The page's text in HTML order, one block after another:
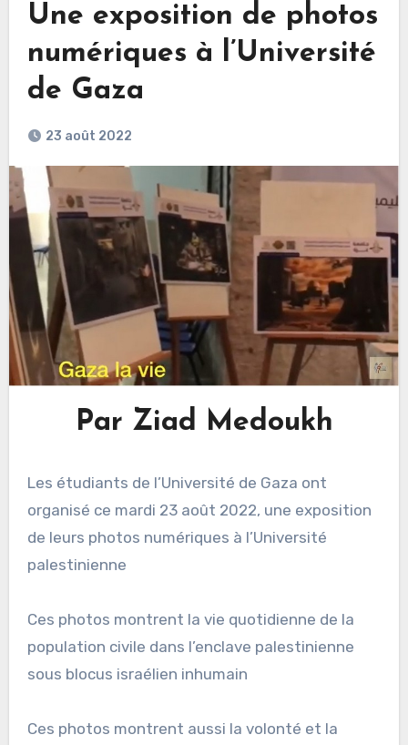
Une exposition de photos
numériques à l’Université
de Gaza
23 août 2022
Par Ziad Medoukh
Les étudiants de l’Université de Gaza ont
organisé ce mardi 23 août 2022, une exposition
de leurs photos numériques à l’Université
palestinienne
Ces photos montrent la vie quotidienne de la
population civile dans l’enclave palestinienne
sous blocus israélien inhumain
Ces photos montrent aussi la volonté et la